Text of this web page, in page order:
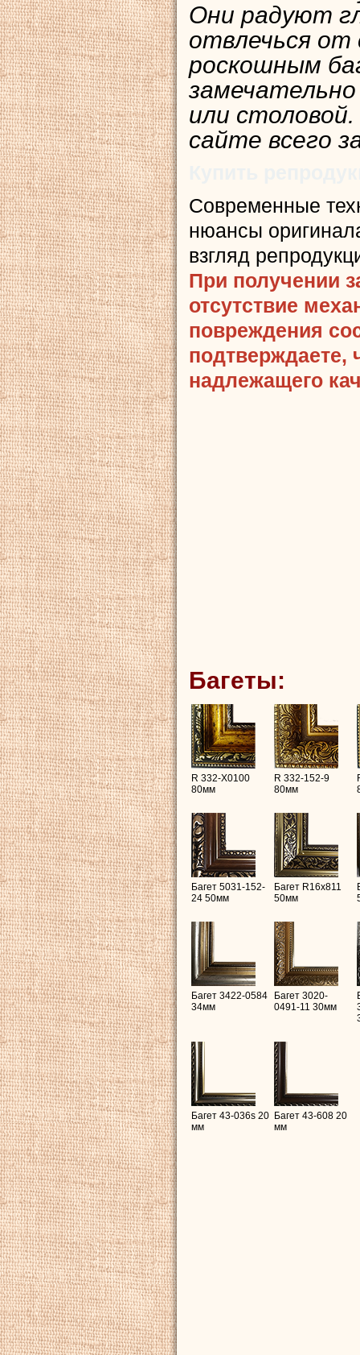
Они радуют
отвлечься от
роскошным
или
сайте всего
Современные
нюансы
взгляд
При получении
отсутствие
повреждения
подтверждаете,
надлежащего
Багеты:
R 332-X0100
80мм
R 332-152-9
80мм
Багет 5031-152-
24 50мм
Багет R16х811
50мм
Багет 3422-0584
34мм
Багет 3020-
0491-11 30мм
Багет 43-036s 20
мм
Багет 43-608 20
мм